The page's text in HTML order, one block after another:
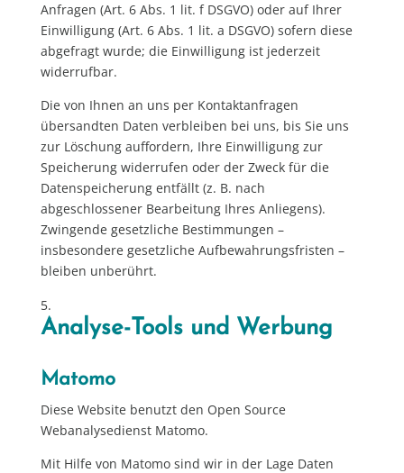
Anfragen (Art. 6 Abs. 1 lit. f DSGVO) oder auf Ihrer
Einwilligung (Art. 6 Abs. 1 lit. a DSGVO) sofern diese
abgefragt wurde; die Einwilligung ist jederzeit
widerrufbar.
Die von Ihnen an uns per Kontaktanfragen
übersandten Daten verbleiben bei uns, bis Sie uns
zur Löschung auffordern, Ihre Einwilligung zur
Speicherung widerrufen oder der Zweck für die
Datenspeicherung entfällt (z. B. nach
abgeschlossener Bearbeitung Ihres Anliegens).
Zwingende gesetzliche Bestimmungen –
insbesondere gesetzliche Aufbewahrungsfristen –
bleiben unberührt.
Analyse-Tools und Werbung
Matomo
Diese Website benutzt den Open Source
Webanalysedienst Matomo.
Mit Hilfe von Matomo sind wir in der Lage Daten